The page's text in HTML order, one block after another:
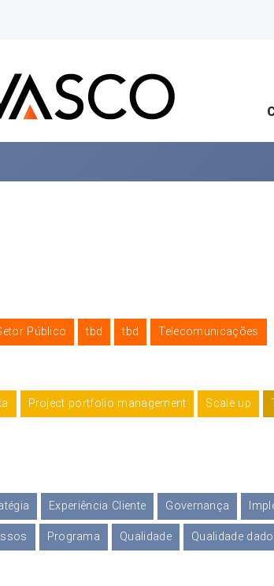
Público tbd tbd Telecomunicações
Project portfolio management Scale up
Experiência Cliente Governança
Programa Qualidade Qualidade